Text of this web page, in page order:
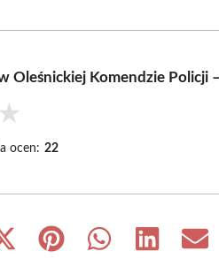
Oleśnickiej Komendzie Policji
★
ocen: 22
Share
Share
Share
Share